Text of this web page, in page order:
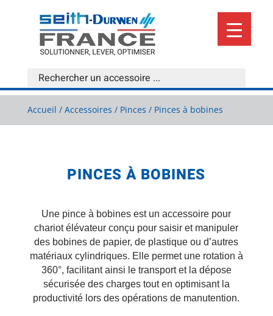
Accueil / Accessoires / Pinces / Pinces à bobines
PINCES À BOBINES
Une pince à bobines est un accessoire pour
chariot élévateur conçu pour saisir et manipuler
des bobines de papier, de plastique ou d’autres
matériaux cylindriques. Elle permet une rotation à
360°, facilitant ainsi le transport et la dépose
sécurisée des charges tout en optimisant la
productivité lors des opérations de manutention.